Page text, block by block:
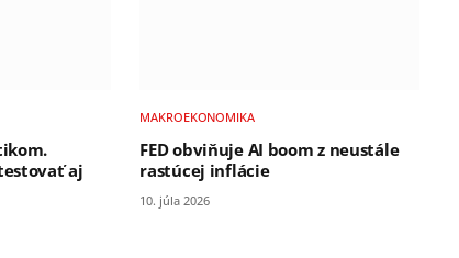
aj
MAKROEKONOMIKA
FED obviňuje AI boom z neustále
rastúcej inflácie
10. júla 2026